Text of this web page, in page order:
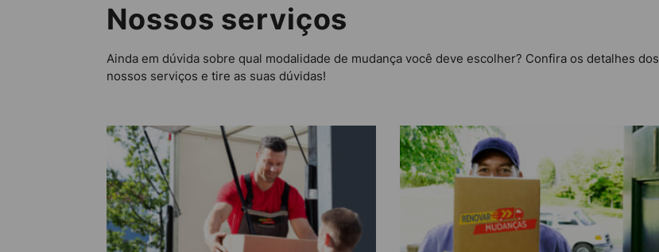
Nossos serviços
Ainda em dúvida sobre qual modalidade de mudança você deve escolher? Confira os detalhes dos
nossos serviços e tire as suas dúvidas!